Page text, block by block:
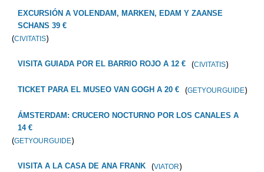
EXCURSIÓN A VOLENDAM, MARKEN, EDAM Y ZAANSE
SCHANS 39 €
(CIVITATIS)
VISITA GUIADA POR EL BARRIO ROJO A 12 € (CIVITATIS)
TICKET PARA EL MUSEO VAN GOGH A 20 € (GETYOURGUIDE)
ÁMSTERDAM: CRUCERO NOCTURNO POR LOS CANALES A
14 €
(GETYOURGUIDE)
VISITA A LA CASA DE ANA FRANK (VIATOR)